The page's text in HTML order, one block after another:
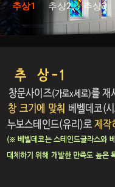
추상1 추상2 추상3